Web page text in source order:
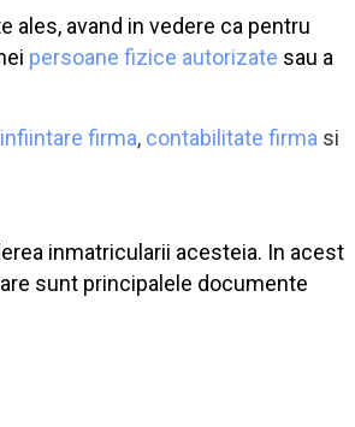
avand in vedere ca pentru
persoane fizice autorizate sau a
infiintare firma, contabilitate firma si
inmatricularii acesteia. In acest
sunt principalele documente